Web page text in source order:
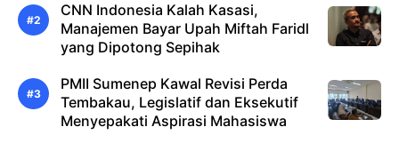
CNN Indonesia Kalah Kasasi,
Manajemen Bayar Upah Miftah Faridl
yang Dipotong Sepihak
PMII Sumenep Kawal Revisi Perda
Tembakau, Legislatif dan Eksekutif
Menyepakati Aspirasi Mahasiswa